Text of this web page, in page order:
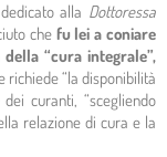
alla Dottoressa
che fu lei a coniare
“cura integrale”,
richiede “la disponibilità
curanti, “scegliendo
relazione di cura e la